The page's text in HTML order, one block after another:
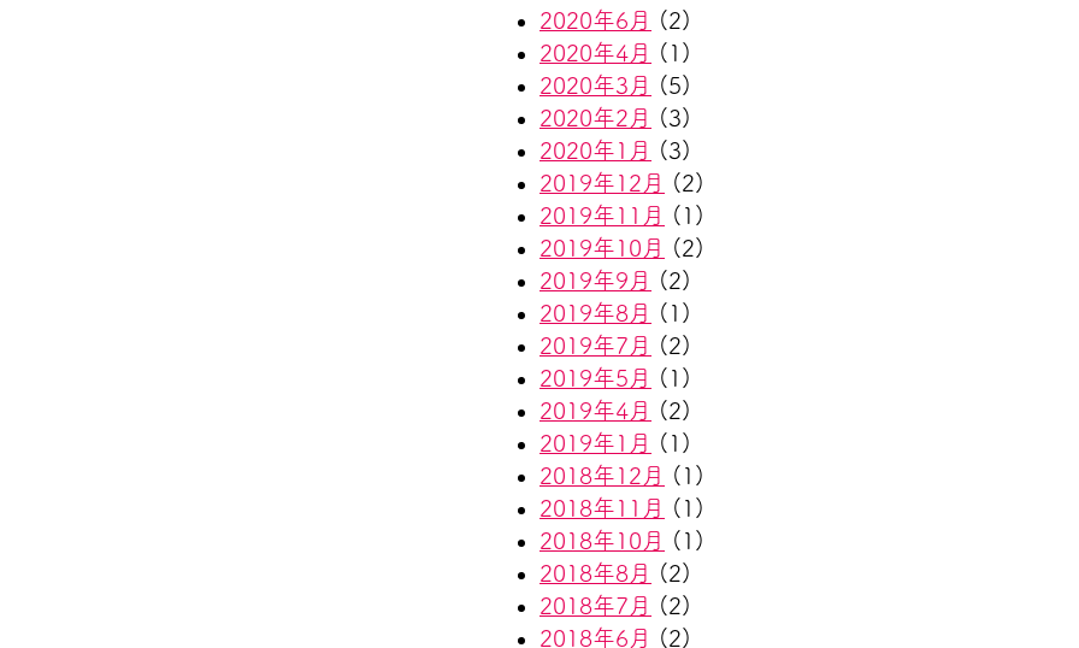
2020年6月
(2)
2020年4月
(1)
2020年3月
(5)
2020年2月
(3)
2020年1月
(3)
2019年12月
(2)
2019年11月
(1)
2019年10月
(2)
2019年9月
(2)
2019年8月
(1)
2019年7月
(2)
2019年5月
(1)
2019年4月
(2)
2019年1月
(1)
2018年12月
(1)
2018年11月
(1)
2018年10月
(1)
2018年8月
(2)
2018年7月
(2)
2018年6月
(2)